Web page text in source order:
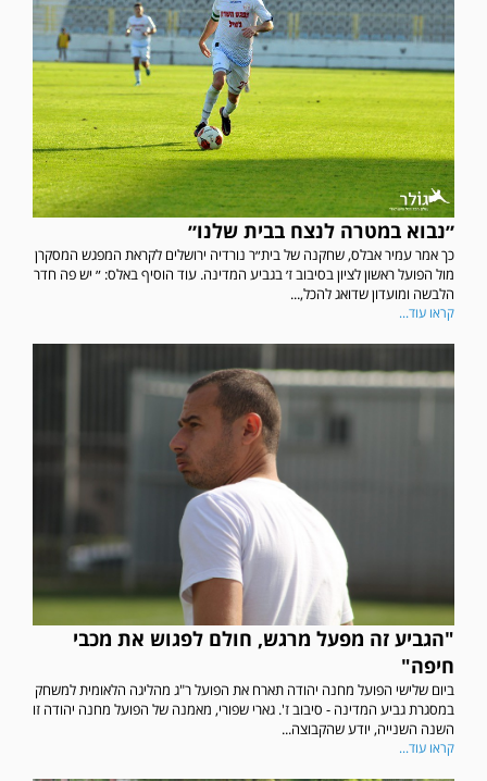
״נבוא במטרה לנצח בבית שלנו״
כך אמר עמיר אבלס, שחקנה של בית״ר נורדיה ירושלים לקראת המפגש המסקרן
מול הפועל ראשון לציון בסיבוב ז׳ בגביע המדינה. עוד הוסיף באלס: ״ יש פה חדר
הלבשה ומועדון שדואג להכל,...
קראו עוד...
"הגביע זה מפעל מרגש, חולם לפגוש את מכבי
חיפה"
ביום שלישי הפועל מחנה יהודה תארח את הפועל ר"ג מהליגה הלאומית למשחק
במסגרת גביע המדינה - סיבוב ז'. גארי שפורי, מאמנה של הפועל מחנה יהודה זו
השנה השנייה, יודע שהקבוצה...
קראו עוד...